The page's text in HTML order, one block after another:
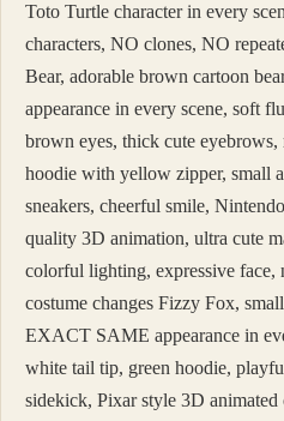
Toto Turtle character in every
characters, NO clones, NO
Bear, adorable brown cartoon
appearance in every scene, soft
brown eyes, thick cute
hoodie with yellow zipper, small
sneakers, cheerful smile,
quality 3D animation, ultra cute
colorful lighting, expressive face,
costume changes Fizzy Fox,
EXACT SAME appearance in
white tail tip, green hoodie,
sidekick, Pixar style 3D animated